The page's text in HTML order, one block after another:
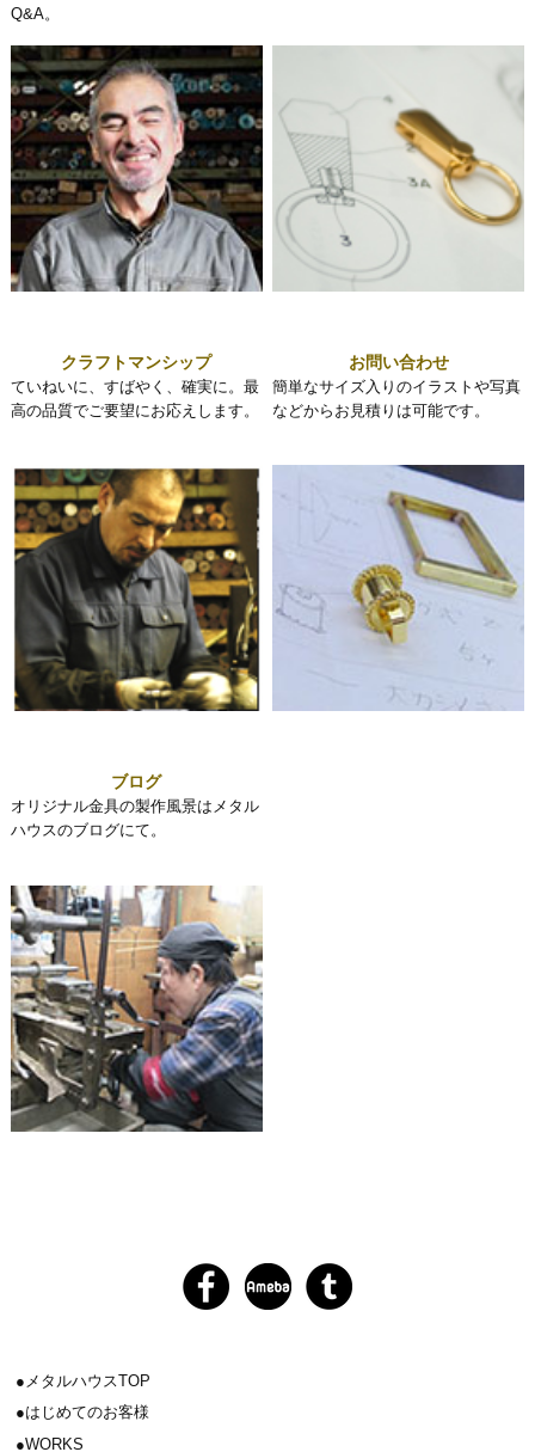
Q&A。
クラフトマンシップ
ていねいに、すばやく、確実に。最
高の品質でご要望にお応えします。
お問い合わせ
簡単なサイズ入りのイラストや写真
などからお見積りは可能です。
ブログ
オリジナル金具の製作風景はメタル
ハウスのブログにて。
メタルハウスTOP
はじめてのお客様
WORKS